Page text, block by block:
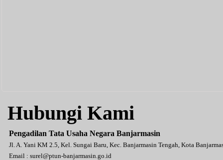
Hubungi Kami
Pengadilan Tata Usaha Negara Banjarmasin
Jl. A. Yani KM 2.5, Kel. Sungai Baru, Kec. Banjarmasin Tengah, Kota
Email : surel@ptun-banjarmasin.go.id